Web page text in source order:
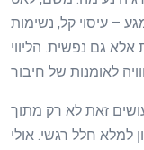
– עיסוי קל, נשימות
גם נפשית. הליווי
זאת לא רק מתוך
למלא חלל רגשי. אולי